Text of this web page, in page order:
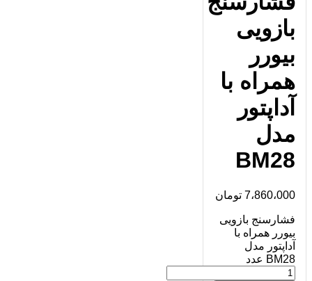
بازویی
بیورر
همراه با
آداپتور
مدل
BM28
7،860،000 تومان
فشارسنج بازویی
بیورر همراه با
آداپتور مدل
BM28 عدد